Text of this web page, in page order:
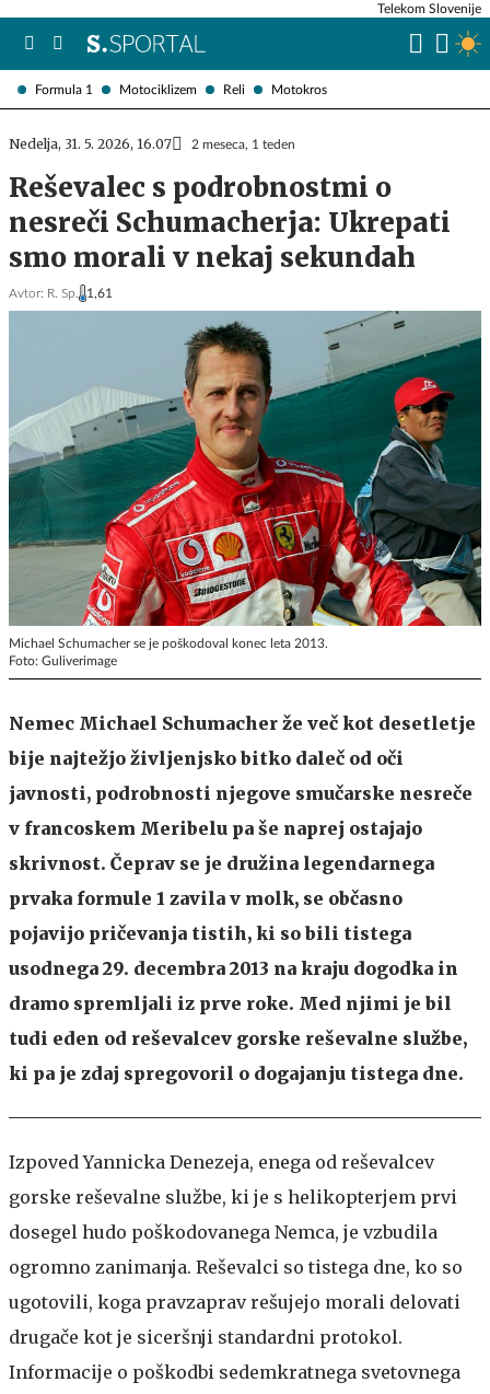
Formula 1 Motociklizem Reli Motokros
Telekom Slovenije
Nedelja, 31. 5. 2026, 16.07 2 meseca, 1 teden
Reševalec s podrobnostmi o
nesreči Schumacherja: Ukrepati
smo morali v nekaj sekundah
Avtor: R. Sp. 1,61
Michael Schumacher se je poškodoval konec leta 2013.
Foto: Guliverimage
Nemec Michael Schumacher že več kot desetletje
bije najtežjo življenjsko bitko daleč od oči
javnosti, podrobnosti njegove smučarske nesreče
v francoskem Meribelu pa še naprej ostajajo
skrivnost. Čeprav se je družina legendarnega
prvaka formule 1 zavila v molk, se občasno
pojavijo pričevanja tistih, ki so bili tistega
usodnega 29. decembra 2013 na kraju dogodka in
dramo spremljali iz prve roke. Med njimi je bil
tudi eden od reševalcev gorske reševalne službe,
ki pa je zdaj spregovoril o dogajanju tistega dne.
Izpoved Yannicka Denezeja, enega od reševalcev
gorske reševalne službe, ki je s helikopterjem prvi
dosegel hudo poškodovanega Nemca, je vzbudila
ogromno zanimanja. Reševalci so tistega dne, ko so
ugotovili, koga pravzaprav rešujejo morali delovati
drugače kot je siceršnji standardni protokol.
Informacije o poškodbi sedemkratnega svetovnega